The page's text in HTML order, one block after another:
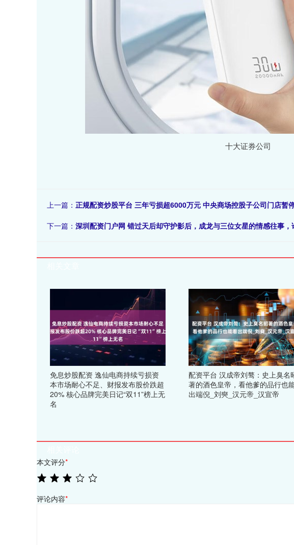
十大证券公司
上一篇： 正规配资炒股平台 三年亏损超6000万元 中央商场控股子公司门店暂
下一篇： 深圳配资门户网 错过天后却守护影后，成龙与三位女星的情感往事
免息炒股配资 逸仙电商持续亏损资
本市场耐心不足、财报发布股价跌超
20% 核心品牌完美日记“双11”榜上无
名
配资平台 汉成帝刘骜：史上臭名
著的酒色皇帝，看他爹的品行也
出端倪_刘奭_汉元帝_汉宣帝
本文评分*
评论内容*